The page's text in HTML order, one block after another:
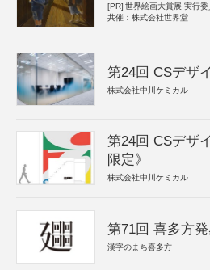
[PR] 世界絵画大賞展 実行委
共催：株式会社世界堂
第24回 CSデザ
株式会社中川ケミカル
第24回 CSデザ
限定》
株式会社中川ケミカル
第71回 喜多方
漢字のまち喜多方